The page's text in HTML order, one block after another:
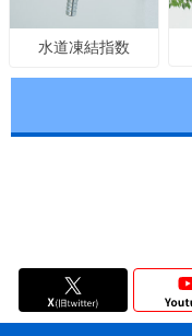
水道凍結指数